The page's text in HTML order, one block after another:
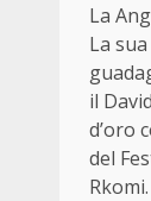
La
La
il
d’oro
del
Rkomi.